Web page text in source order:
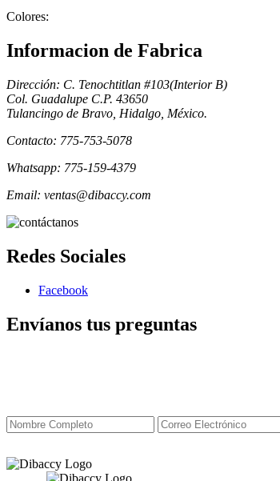
Colores:
Informacion de Fabrica
Dirección: C. Tenochtitlan #103(Interior B)
Col. Guadalupe C.P. 43650
Tulancingo de Bravo, Hidalgo, México.
Contacto: 775-753-5078
Whatsapp: 775-159-4379
Email: ventas@dibaccy.com
Redes Sociales
Facebook
Envíanos tus preguntas